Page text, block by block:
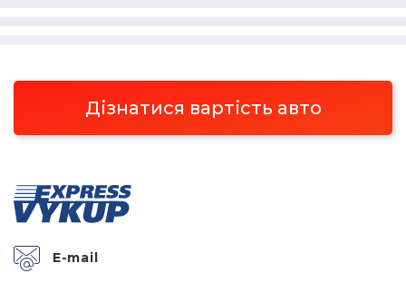
Дізнатися вартість авто
E-mail